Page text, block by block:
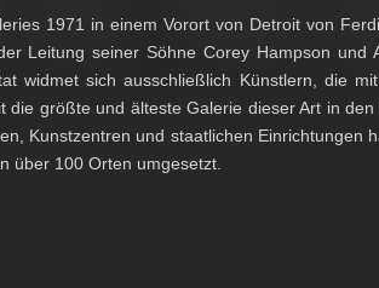
1971 in einem Vorort von Detroit von
Leitung seiner Söhne Corey Hampson und
widmet sich ausschließlich Künstlern, die
größte und älteste Galerie dieser Art in den
Kunstzentren und staatlichen Einrichtungen
über 100 Orten umgesetzt.